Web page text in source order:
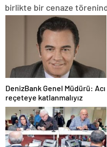
birlikte bir cenaze
DenizBank Genel Müdürü: Acı
reçeteye katlanmalıyız